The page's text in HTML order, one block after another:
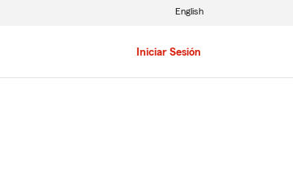
Iniciar Sesión
English